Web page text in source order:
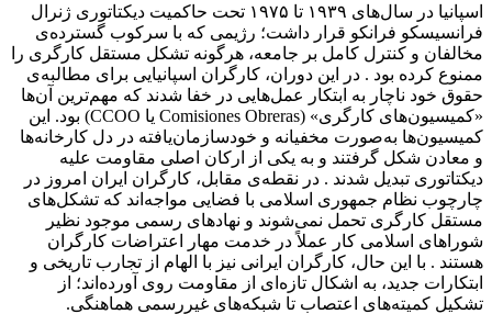
اسپانیا در سال‌های ۱۹۳۹ تا ۱۹۷۵ تحت حاکمیت دیکتاتوری ژنرال
فرانسیسکو فرانکو قرار داشت؛ رژیمی که با سرکوب گسترده‌ی
مخالفان و کنترل کامل بر جامعه، هرگونه تشکل مستقل کارگری را
ممنوع کرده بود . در این دوران، کارگران اسپانیایی برای مطالبه‌ی
حقوق خود ناچار به ابتکار عمل‌هایی در خفا شدند که مهم‌ترین آن‌ها
«کمیسیون‌های کارگری» (Comisiones Obreras یا CCOO) بود. این
کمیسیون‌ها به‌صورت مخفیانه و خودسازمان‌یافته در دل کارخانه‌ها
و معادن شکل گرفتند و به یکی از ارکان اصلی مقاومت علیه
دیکتاتوری تبدیل شدند . در نقطه‌ی مقابل، کارگران ایران امروز در
چارچوب نظام جمهوری اسلامی با فضایی مواجه‌اند که تشکل‌های
مستقل کارگری تحمل نمی‌شوند و نهادهای رسمی موجود نظیر
شوراهای اسلامی کار عملاً در خدمت مهار اعتراضات کارگران
هستند . با این حال، کارگران ایرانی نیز با الهام از تجارب تاریخی و
ابتکارات جدید، به اشکال تازه‌ای از مقاومت روی آورده‌اند؛ از
تشکیل کمیته‌های اعتصاب تا شبکه‌های غیررسمی هماهنگی.